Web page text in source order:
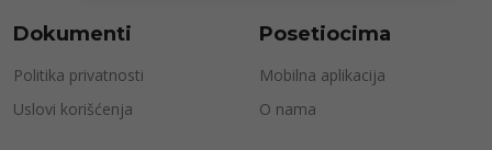
Dokumenti
Politika privatnosti
Uslovi korišćenja
Posetiocima
Mobilna aplikacija
O nama